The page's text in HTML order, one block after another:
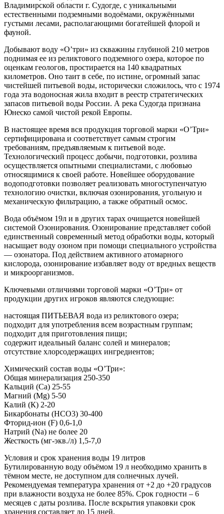
Владимирской области г. Судогде, с уникальными
естественными подземными водоёмами, окружёнными
густыми лесами, располагающими богатейшей флорой и
фауной.
Добывают воду «О’три» из скважины глубиной 210 метров
поднимая ее из реликтового подземного озера, которое по
оценкам геологов, простирается на 140 квадратных
километров. Оно таит в себе, по истине, огромный запас
чистейшей питьевой воды, исторически сложилось, что с 1974
года эта водоносная жила входит в реестр стратегических
запасов питьевой воды России. А река Судогда признана
Юнеско самой чистой рекой Европы.
В настоящее время вся продукция торговой марки «О’Три»
сертифицирована и соответствует самым строгим
требованиям, предъявляемым к питьевой воде.
Технологический процесс добычи, подготовки, розлива
осуществляется опытными специалистами, с любовью
относящимися к своей работе. Новейшее оборудование
водоподготовки позволяет реализовать многоступенчатую
технологию очистки, включая озонирования, угольную и
механическую фильтрацию, а также обратный осмос.
Вода объёмом 19л и в других тарах очищается новейшей
системой Озонирования. Озонирование представляет собой
единственный современный метод обработки воды, который
насыщает воду озоном при помощи специального устройства
— озонатора. Под действием активного атомарного
кислорода, озонирование избавляет воду от вредных веществ
и микроорганизмов.
Ключевыми отличиями торговой марки «О’Три» от
продукции других игроков являются следующие:
настоящая ПИТЬЕВАЯ вода из реликтового озера;
подходит для употребления всем возрастным группам;
подходит для приготовления пищи;
содержит идеальный баланс солей и минералов;
отсутствие хлорсодержащих ингредиентов;
Химический состав воды «О’Три»:
Общая минерализация 250-350
Кальций (Са) 25-55
Магний (Мg) 5-50
Калий (К) 2-20
Бикарбонаты (НСО3) 30-400
Фторид-ион (F) 0,6-1,0
Натрий (Na) не более 20
Жесткость (мг-экв./л) 1,5-7,0
Условия и срок хранения воды 19 литров
Бутилированную воду объёмом 19 л необходимо хранить в
тёмном месте, не доступном для солнечных лучей.
Рекомендуемая температура хранения от +2 до +20 градусов
при влажности воздуха не более 85%. Срок годности – 6
месяцев с даты розлива. После вскрытия упаковки срок
хранения составляет до 15 дней.